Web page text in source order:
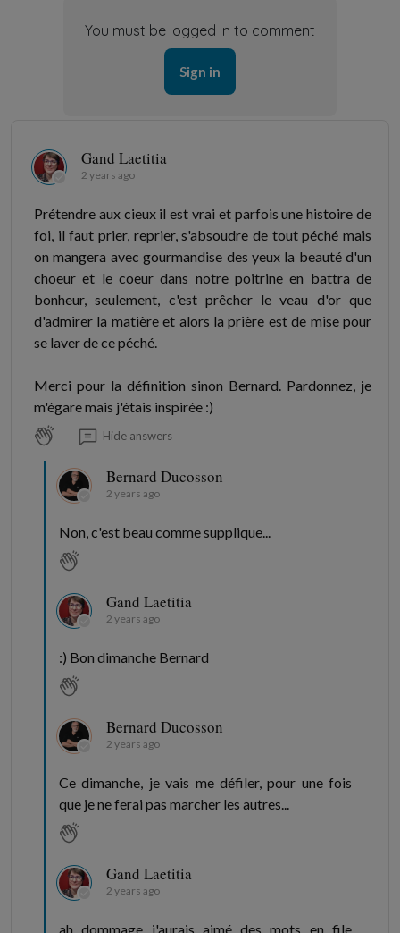
You must be logged in to comment
Sign in
Gand Laetitia
2 years ago
Prétendre aux cieux il est vrai et parfois une histoire de
foi, il faut prier, reprier, s'absoudre de tout péché mais
on mangera avec gourmandise des yeux la beauté d'un
choeur et le coeur dans notre poitrine en battra de
bonheur, seulement, c'est prêcher le veau d'or que
d'admirer la matière et alors la prière est de mise pour
se laver de ce péché.
Merci pour la définition sinon Bernard. Pardonnez, je
m'égare mais j'étais inspirée :)
Hide answers
Bernard Ducosson
2 years ago
Non, c'est beau comme supplique...
Gand Laetitia
2 years ago
:) Bon dimanche Bernard
Bernard Ducosson
2 years ago
Ce dimanche, je vais me défiler, pour une fois
que je ne ferai pas marcher les autres...
Gand Laetitia
2 years ago
ah dommage j'aurais aimé des mots en file